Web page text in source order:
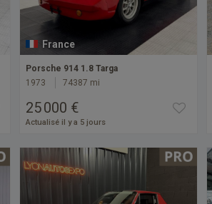
France
Porsche 914 1.8 Targa
1973
74387 mi
25 000 €
Actualisé il y a 5 jours